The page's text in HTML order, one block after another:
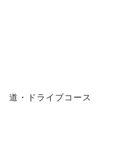
道・ドライブコース